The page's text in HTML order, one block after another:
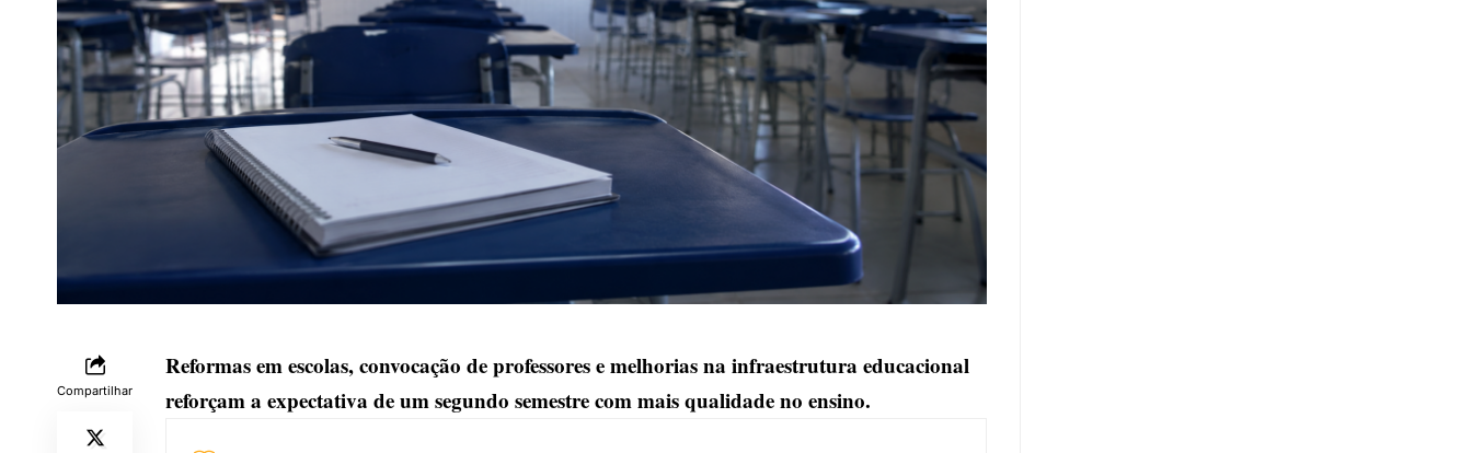
Compartilhar
Reformas em escolas, convocação de professores e melhorias na infraestrutura educacional
reforçam a expectativa de um segundo semestre com mais qualidade no ensino.